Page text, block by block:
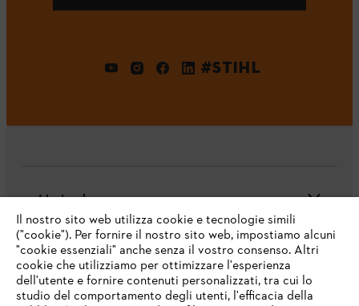
#STIHL
L'azienda
Domande frequenti
Il nostro sito web utilizza cookie e tecnologie simili
("cookie"). Per fornire il nostro sito web, impostiamo alcuni
"cookie essenziali" anche senza il vostro consenso. Altri
cookie che utilizziamo per ottimizzare l'esperienza
dell'utente e fornire contenuti personalizzati, tra cui lo
studio del comportamento degli utenti, l'efficacia della